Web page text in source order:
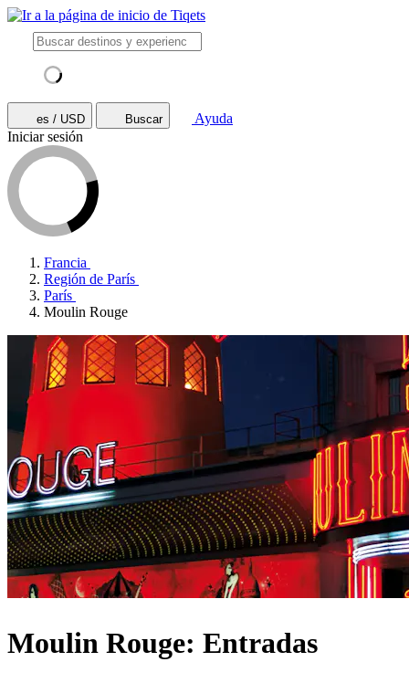
es / USD Buscar
Ayuda
Iniciar sesión
Francia
Región de París
París
Moulin Rouge
Moulin Rouge: Entradas